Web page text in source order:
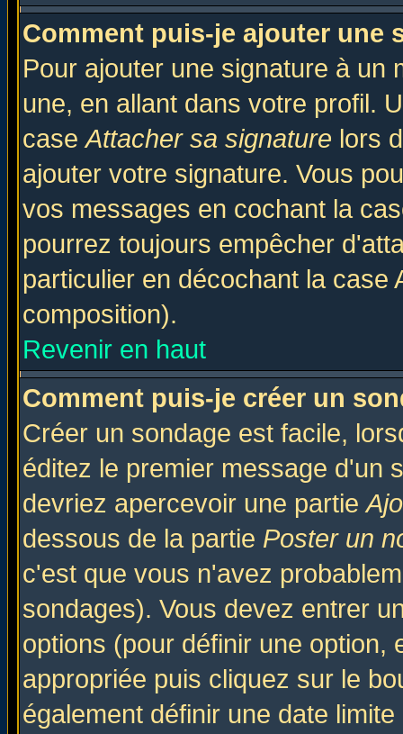
Comment puis-je ajouter une
Pour ajouter une signature à un
une, en allant dans votre profil.
caseAttacher sa signature lors
ajouter votre signature. Vous
vos messages en cochant la
pourrez toujours empêcher
particulier en décochant la
composition).
Revenir en haut
Comment puis-je créer un
Créer un sondage est facile,
éditez le premier message d'un
devriez apercevoir une partie
dessous de la partie Poster un
c'est que vous n'avez
sondages). Vous devez entrer
options (pour définir une option,
appropriée puis cliquez sur le
également définir une date